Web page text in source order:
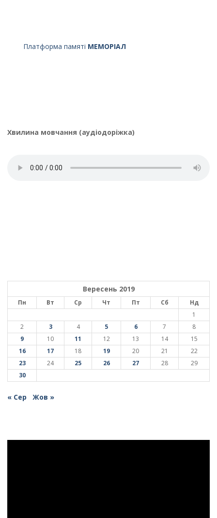
Платформа памяті МЕМОРІАЛ
Хвилина мовчання (аудіодоріжка)
Вересень 2019
Пн Вт Ср Чт Пт Сб
Нд
1
2
3 4 5 6 7
8
9
10 11 12 13 14
15
16
17 18 19 20 21
22
23
24 25 26 27 28
29
30
« Сер Жов »